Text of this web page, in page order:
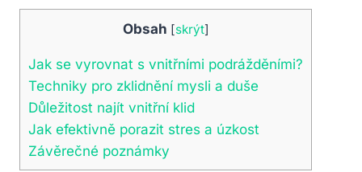
Obsah [skrýt]
Jak se vyrovnat s vnitřními podrážděními?
Techniky pro zklidnění mysli a duše
Důležitost najít vnitřní klid
Jak efektivně porazit stres a úzkost
Závěrečné poznámky